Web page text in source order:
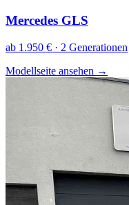
Mercedes GLS
ab 1.950 € · 2 Generationen
Modellseite ansehen →